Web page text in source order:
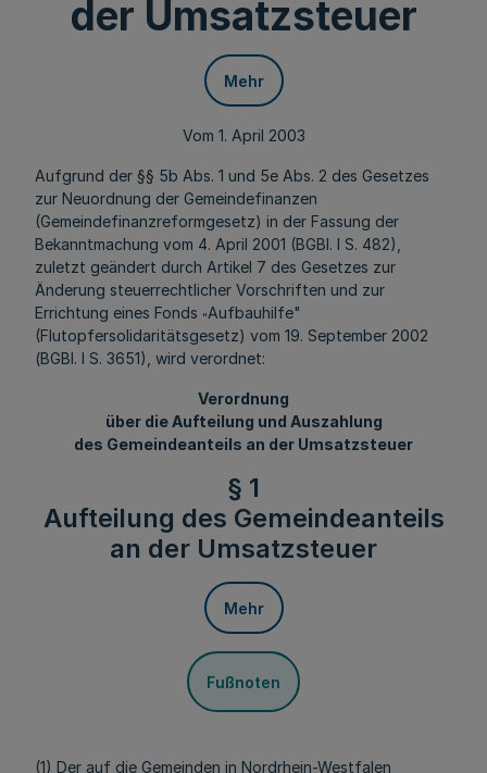
der Umsatzsteuer
Mehr
Vom 1. April 2003
Aufgrund der §§ 5b Abs. 1 und 5e Abs. 2 des Gesetzes
zur Neuordnung der Gemeindefinanzen
(Gemeindefinanzreformgesetz) in der Fassung der
Bekanntmachung vom 4. April 2001 (BGBl. I S. 482),
zuletzt geändert durch Artikel 7 des Gesetzes zur
Änderung steuerrechtlicher Vorschriften und zur
Errichtung eines Fonds "Aufbauhilfe"
(Flutopfersolidaritätsgesetz) vom 19. September 2002
(BGBl. I S. 3651), wird verordnet:
Verordnung
über die Aufteilung und Auszahlung
des Gemeindeanteils an der Umsatzsteuer
§ 1
Aufteilung des Gemeindeanteils
an der Umsatzsteuer
Mehr
Fußnoten
(1) Der auf die Gemeinden in Nordrhein-Westfalen